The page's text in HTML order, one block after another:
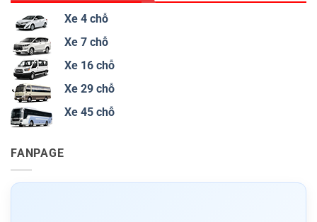
Xe 4 chỗ
Xe 7 chỗ
Xe 16 chỗ
Xe 29 chỗ
Xe 45 chỗ
FANPAGE